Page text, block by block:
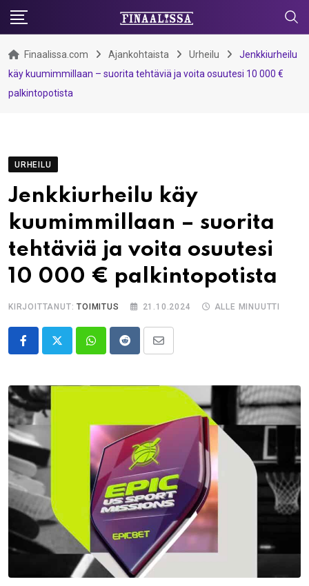
Skip
content
Finaalissa.com Ajankohtaista Urheilu
Jenkkiurheilu
käy kuumimmillaan – suorita tehtäviä ja voita osuutesi 10 000 €
palkintopotista
URHEILU
Jenkkiurheilu käy
kuumimmillaan – suorita
tehtäviä ja voita osuutesi
10 000 € palkintopotista
KIRJOITTANUT:TOIMITUS 21.10.2024 ALLE MINUUTTI
WhatsappRedditShare
Email